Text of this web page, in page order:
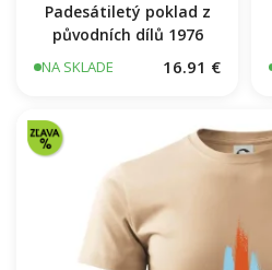
Padesátiletý poklad z
původních dílů 1976
NA SKLADE 16.91 €